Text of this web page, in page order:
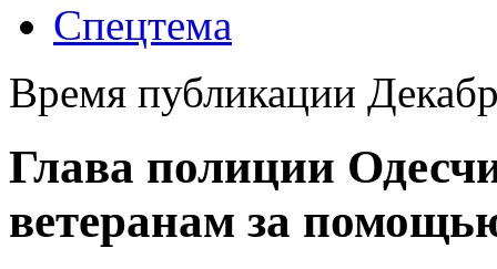
Спецтема
Время публикации
Глава полиции
ветеранам за